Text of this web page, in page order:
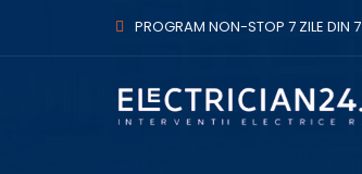
PROGRAM NON-STOP 7 ZILE DIN 7